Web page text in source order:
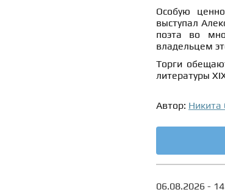
Особую
выступал
поэта во
владельцем
Торги
литературы
Автор: Никита
06.08.2026 -